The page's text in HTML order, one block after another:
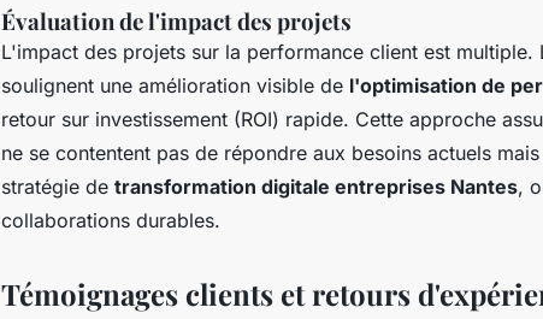
Évaluation de l'impact des projets
L'impact des projets sur la performance client est multiple.
soulignent une amélioration visible de l'optimisation de
retour sur investissement (ROI) rapide. Cette approche
ne se contentent pas de répondre aux besoins actuels
stratégie de transformation digitale entreprises Nantes,
collaborations durables.
Témoignages clients et retours